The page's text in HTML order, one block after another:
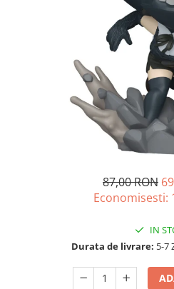
87,00 RON
Economisesti:
IN
Durata de livrare: 5-7